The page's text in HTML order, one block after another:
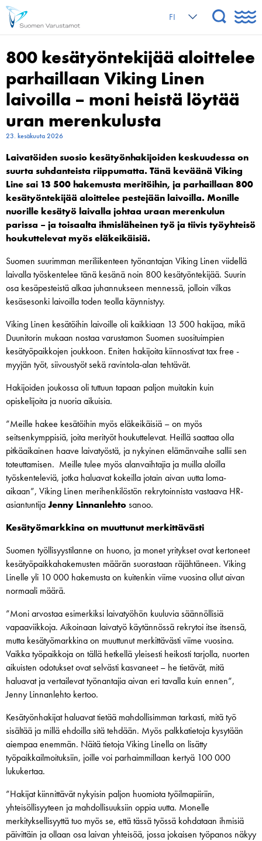
FI
800 kesätyöntekijää aloittelee
parhaillaan Viking Linen
laivoilla – moni heistä löytää
uran merenkulusta
23. kesäkuuta 2026
Laivatöiden suosio kesätyönhakijoiden keskuudessa on
suurta suhdanteista riippumatta. Tänä keväänä Viking
Line sai 13 500 hakemusta meritöihin, ja parhaillaan 800
kesätyöntekijää aloittelee pestejään laivoilla. Monille
nuorille kesätyö laivalla johtaa uraan merenkulun
parissa – ja toisaalta ihmisläheinen työ ja tiivis työyhteisö
houkuttelevat myös eläkeikäisiä.
Suomen suurimman meriliikenteen työnantajan Viking Linen viidellä
laivalla työskentelee tänä kesänä noin 800 kesätyöntekijää. Suurin
osa kesäpesteistä alkaa juhannukseen mennessä, jolloin vilkas
kesäsesonki laivoilla toden teolla käynnistyy.
Viking Linen kesätöihin laivoille oli kaikkiaan 13 500 hakijaa, mikä
Duunitorin mukaan nostaa varustamon Suomen suosituimpien
kesätyöpaikkojen joukkoon. Eniten hakijoita kiinnostivat tax free -
myyjän työt, siivoustyöt sekä ravintola-alan tehtävät.
Hakijoiden joukossa oli tuttuun tapaan paljon muitakin kuin
opiskelijoita ja nuoria aikuisia.
”Meille hakee kesätöihin myös eläkeikäisiä – on myös
seitsenkymppisiä, joita merityöt houkuttelevat. Heillä saattaa olla
pitkäaikainen haave laivatyöstä, ja nykyinen elämänvaihe sallii sen
toteuttamisen. Meille tulee myös alanvaihtajia ja muilla aloilla
työskenteleviä, jotka haluavat kokeilla jotain aivan uutta loma-
aikaan”, Viking Linen merihenkilöstön rekrytoinnista vastaava HR-
asiantuntijaJenny Linnanlehtosanoo.
Kesätyömarkkina on muuttunut merkittävästi
Suomen työllisyystilanne on huono, ja monet yritykset ovat kertoneet
kesätyöpaikkahakemusten määrän suorastaan räjähtäneen. Viking
Linelle yli 10 000 hakemusta on kuitenkin viime vuosina ollut aivan
normaali määrä.
”Moni arvostaa esimerkiksi laivatyöhön kuuluvia säännöllisiä
vapaaviikkoja. Aikoinaan laivatyö käytännössä rekrytoi itse itsensä,
mutta kesätyömarkkina on muuttunut merkittävästi viime vuosina.
Vaikka työpaikkoja on tällä hetkellä yleisesti heikosti tarjolla, nuorten
aikuisten odotukset ovat selvästi kasvaneet – he tietävät, mitä
haluavat ja vertailevat työnantajia aivan eri tavalla kuin ennen”,
Jenny Linnanlehto kertoo.
Kesätyönhakijat haluavat tietää mahdollisimman tarkasti, mitä työ
sisältää ja millä ehdoilla sitä tehdään. Myös palkkatietoja kysytään
aiempaa enemmän. Näitä tietoja Viking Linella on lisätty
työpaikkailmoituksiin, joille voi parhaimmillaan kertyä 100 000
lukukertaa.
”Hakijat kiinnittävät nykyisin paljon huomiota työilmapiiriin,
yhteisöllisyyteen ja mahdollisuuksiin oppia uutta. Monelle
merkityksellisyyttä tuo myös se, että tässä työssä kohdataan ihmisiä
päivittäin ja ollaan osa laivan yhteisöä, jossa jokaisen työpanos näkyy